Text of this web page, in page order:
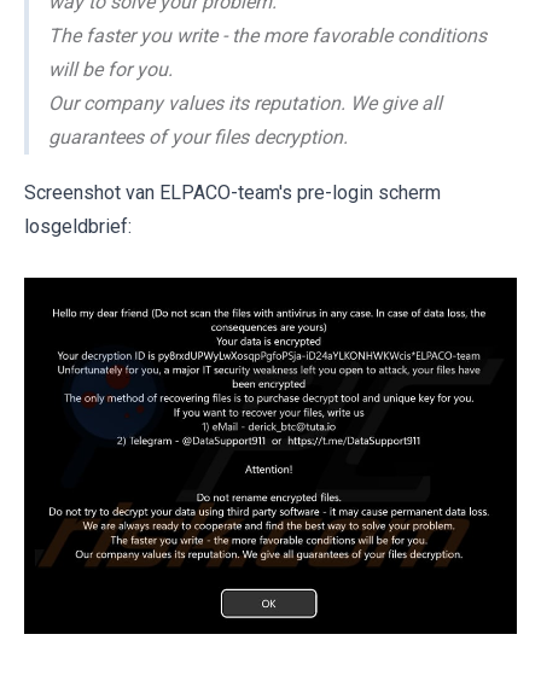
The faster you write - the more favorable conditions
will be for you.
Our company values its reputation. We give all
guarantees of your files decryption.
Screenshot van ELPACO-team's pre-login scherm
losgeldbrief: